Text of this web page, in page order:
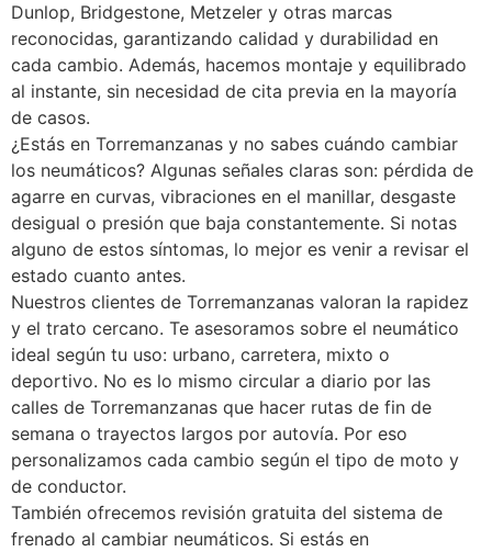
Dunlop, Bridgestone, Metzeler y otras marcas
reconocidas, garantizando calidad y durabilidad en
cada cambio. Además, hacemos montaje y equilibrado
al instante, sin necesidad de cita previa en la mayoría
de casos.
¿Estás en Torremanzanas y no sabes cuándo cambiar
los neumáticos? Algunas señales claras son: pérdida de
agarre en curvas, vibraciones en el manillar, desgaste
desigual o presión que baja constantemente. Si notas
alguno de estos síntomas, lo mejor es venir a revisar el
estado cuanto antes.
Nuestros clientes de Torremanzanas valoran la rapidez
y el trato cercano. Te asesoramos sobre el neumático
ideal según tu uso: urbano, carretera, mixto o
deportivo. No es lo mismo circular a diario por las
calles de Torremanzanas que hacer rutas de fin de
semana o trayectos largos por autovía. Por eso
personalizamos cada cambio según el tipo de moto y
de conductor.
También ofrecemos revisión gratuita del sistema de
frenado al cambiar neumáticos. Si estás en